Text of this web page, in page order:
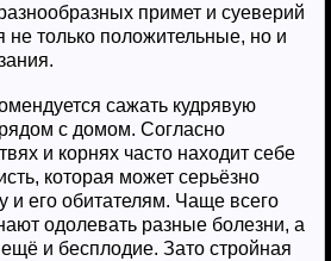
примет и суеверий
не только положительные, но и
сажать кудрявую
с домом. Согласно
и корнях часто находит себе
которая может серьёзно
и его обитателям. Чаще всего
одолевать разные болезни, а
и бесплодие. Зато стройная